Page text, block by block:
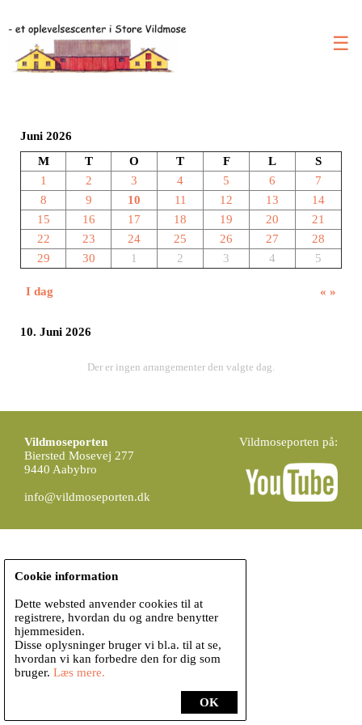
☰
Juni 2026
M
T O T F L
S
1
2 3 4 5 6
7
8
9 10 11 12 13
14
15
16 17 18 19 20
21
22
23 24 25 26 27
28
29
30 1 2 3 4 5
I dag « »
10. Juni 2026
Der er ingen arrangementer den valgte dag.
Vildmoseporten
Biersted Mosevej 277
9440 Aabybro
info@vildmoseporten.dk
Vildmoseporten på:
OK
Cookie information
Dette websted anvender cookies til at
registrere, hvordan du og andre benytter
hjemmesiden.
Disse oplysninger bruger vi bl.a. til at se,
hvordan vi kan forbedre den for dig som
bruger. Læs mere.